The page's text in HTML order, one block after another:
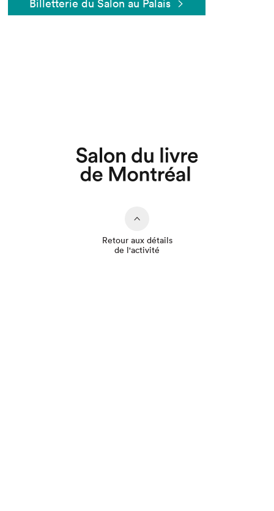
Billetterie du Salon au Palais
Retour aux détails
de l'activité